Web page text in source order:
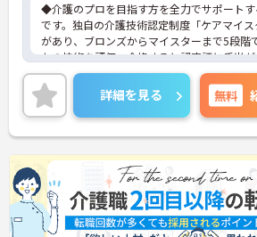
◆介護のプロを目指す方を全力でサポート
です。独自の介護技術認定制度「ケアマイス
があり、ブロンズからマイスターまで5段階
たの技術を評価。合格すると認定証と手当
れます。
◆スタッフ同士の繋がりを大切にするため「
スバッジ」という素敵な制度を導入してい
マホやパソコンから、部署や施設を超えた
「ありがとう」のバッジを送り合う仕組み
1万5000以上もの感謝が行き交っています
些細なことでも感謝を伝え合い、認め合える
風通しが良くとてもあたたかい雰囲気の職
また、「もっとこうしたら良くなるかも！
現場の小さなアイデアを大切にしており、
目から誰でもいくつでも提案できる「フジ
詳細を見る 無料